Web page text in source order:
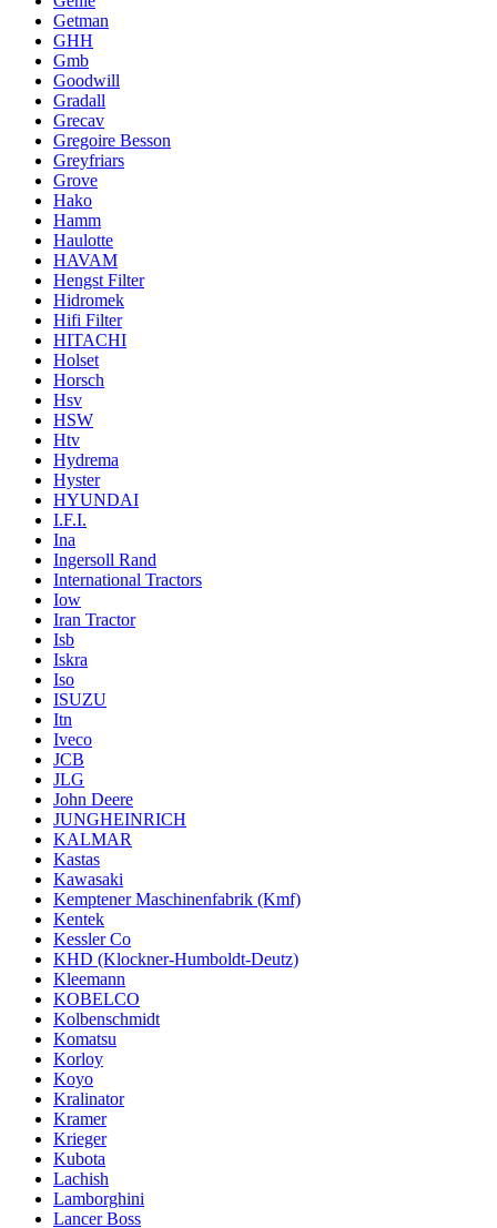
Getman
GHH
Gmb
Goodwill
Gradall
Grecav
Gregoire Besson
Greyfriars
Grove
Hako
Hamm
Haulotte
HAVAM
Hengst Filter
Hidromek
Hifi Filter
HITACHI
Holset
Horsch
Hsv
HSW
Htv
Hydrema
Hyster
HYUNDAI
I.F.I.
Ina
Ingersoll Rand
International Tractors
Iow
Iran Tractor
Isb
Iskra
Iso
ISUZU
Itn
Iveco
JCB
JLG
John Deere
JUNGHEINRICH
KALMAR
Kastas
Kawasaki
Kemptener Maschinenfabrik (Kmf)
Kentek
Kessler Co
KHD (Klockner-Humboldt-Deutz)
Kleemann
KOBELCO
Kolbenschmidt
Komatsu
Korloy
Koyo
Kralinator
Kramer
Krieger
Kubota
Lachish
Lamborghini
Lancer Boss